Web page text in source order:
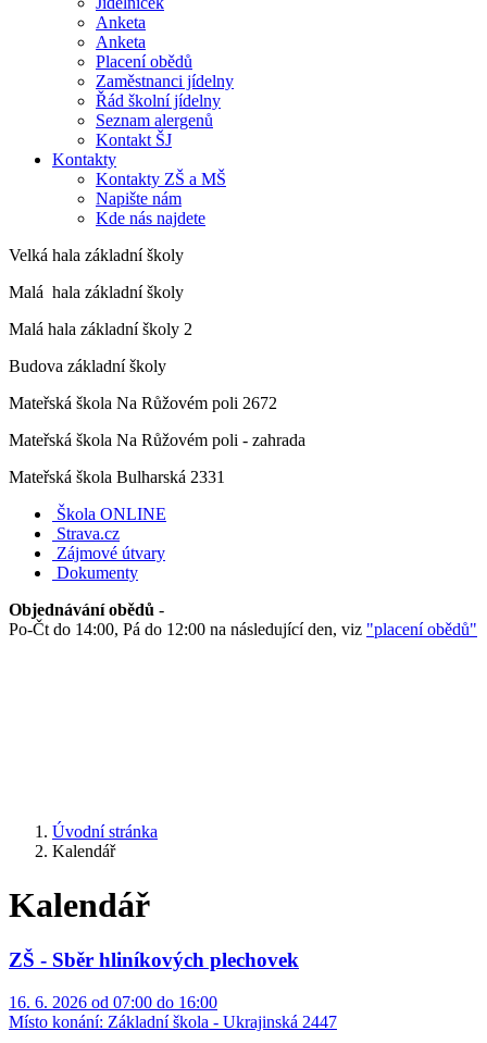
Anketa
Anketa
Placení obědů
Zaměstnanci jídelny
Řád školní jídelny
Seznam alergenů
Kontakt ŠJ
Kontakty
Kontakty ZŠ a MŠ
Napište nám
Kde nás najdete
Velká hala základní školy
Malá hala základní školy
Malá hala základní školy 2
Budova základní školy
Mateřská škola Na Růžovém poli 2672
Mateřská škola Na Růžovém poli - zahrada
Mateřská škola Bulharská 2331
Škola ONLINE
Strava.cz
Zájmové útvary
Dokumenty
Objednávání obědů -
Po-Čt do 14:00, Pá do 12:00 na následující den, viz "placení obědů"
Úvodní stránka
Kalendář
Kalendář
ZŠ - Sběr hliníkových plechovek
16. 6. 2026 od 07:00 do 16:00
Místo konání: Základní škola - Ukrajinská 2447